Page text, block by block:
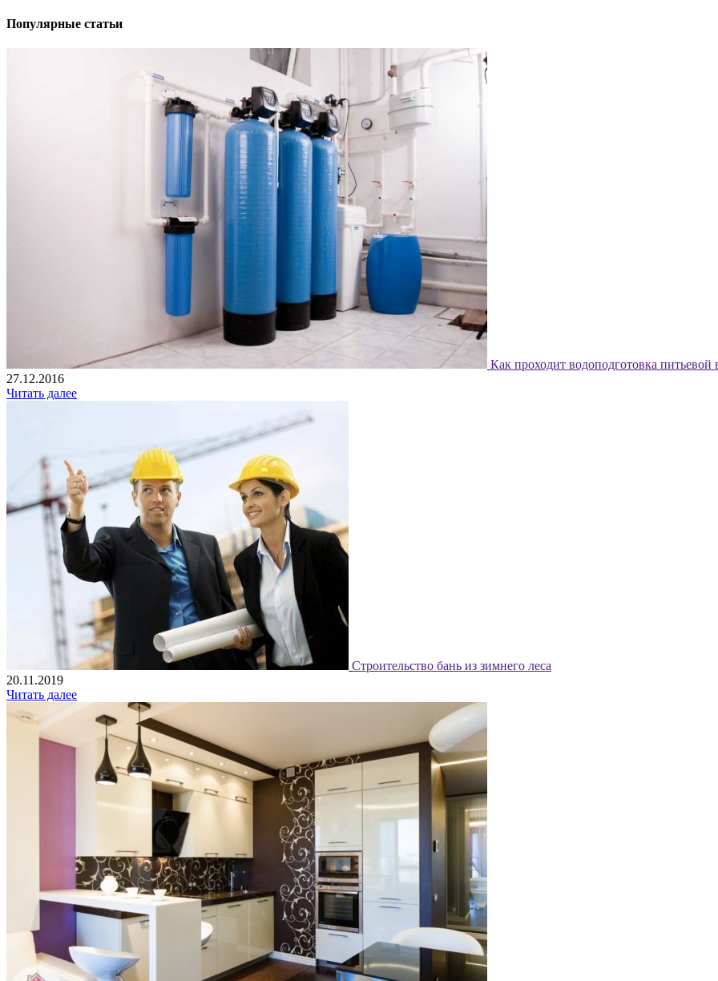
Популярные статьи
Как проходит водоподготовка питьевой
27.12.2016
Читать далее
Строительство бань из зимнего леса
20.11.2019
Читать далее